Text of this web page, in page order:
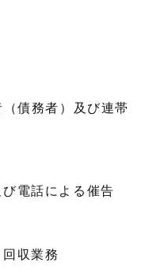
務者）及び連帯
電話による催告
収業務